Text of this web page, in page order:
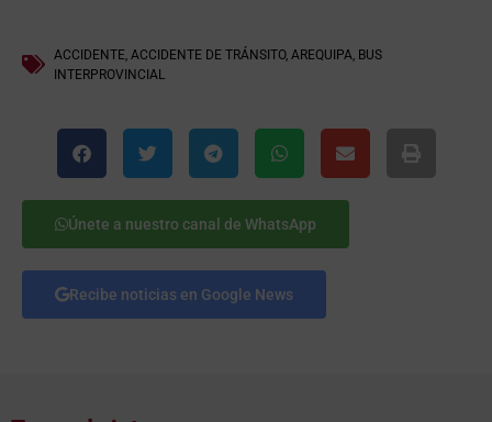
ACCIDENTE, ACCIDENTE DE TRÁNSITO, AREQUIPA, BUS
INTERPROVINCIAL
Únete a nuestro canal de WhatsApp
Recibe noticias en Google News